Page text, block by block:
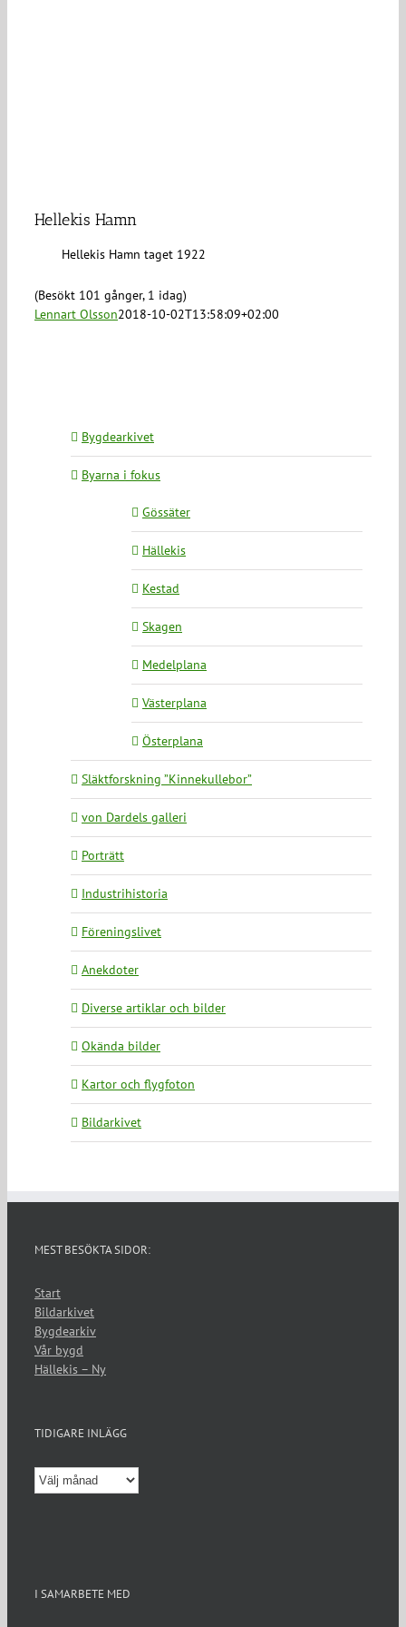
Hellekis Hamn
Hellekis Hamn taget 1922
(Besökt 101 gånger, 1 idag)
Lennart Olsson2018-10-02T13:58:09+02:00
Bygdearkivet
Byarna i fokus
Gössäter
Hällekis
Kestad
Skagen
Medelplana
Västerplana
Österplana
Släktforskning ”Kinnekullebor”
von Dardels galleri
Porträtt
Industrihistoria
Föreningslivet
Anekdoter
Diverse artiklar och bilder
Okända bilder
Kartor och flygfoton
Bildarkivet
MEST BESÖKTA SIDOR:
Start
Bildarkivet
Bygdearkiv
Vår bygd
Hällekis – Ny
TIDIGARE INLÄGG
Tidigare
inlägg
I SAMARBETE MED